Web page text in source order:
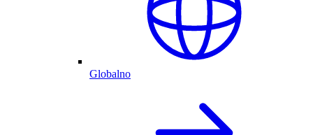
Globalno